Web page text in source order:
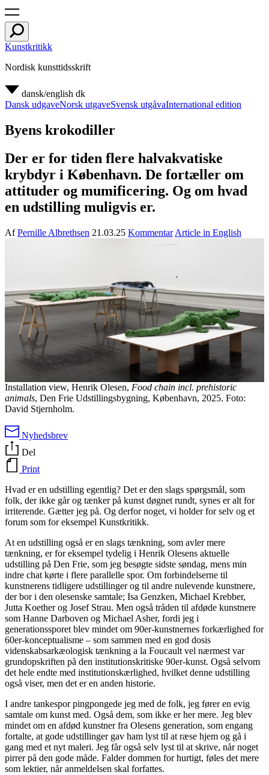
Kunstkritikk
Nordisk kunsttidsskrift
dansk/english dk
Dansk udgaveNorsk utgaveSvensk utgåvaInternational edition
Byens krokodiller
Der er for tiden flere halvakvatiske
krybdyr i København. De fortæller om
attituder og mumificering. Og om hvad
en udstilling muligvis er.
AfPernille Albrethsen 21.03.25 Kommentar Article in English
Installation view, Henrik Olesen, Food chain incl. prehistoric
animals, Den Frie Udstillingsbygning, København, 2025. Foto:
David Stjernholm.
Nyhedsbrev
Del
Print
Hvad er en udstilling egentlig? Det er den slags spørgsmål, som
folk, der ikke går og tænker på kunst døgnet rundt, synes er alt for
irriterende. Gætter jeg på. Og derfor noget, vi holder for selv og et
forum som for eksempel Kunstkritikk.
At en udstilling også er en slags tænkning, som avler mere
tænkning, er for eksempel tydelig i Henrik Olesens aktuelle
udstilling på Den Frie, som jeg besøgte sidste søndag, mens min
indre chat kørte i flere parallelle spor. Om forbindelserne til
kunstnerens tidligere udstillinger og til andre nulevende kunstnere,
der bor i den olesenske samtale; Isa Genzken, Michael Krebber,
Jutta Koether og Josef Strau. Men også tråden til afdøde kunstnere
som Hanne Darboven og Michael Asher, fordi jeg i
generationssporet blev mindet om 90er-kunstnernes forkærlighed for
60er-konceptualisme – som sammen med en god dosis
videnskabsarkæologisk tænkning a la Foucault vel nærmest var
grundopskriften på den institutionskritiske 90er-kunst. Også selvom
det hele endte med institutionskærlighed, hvilket denne udstilling
også viser, men det er en anden historie.
I andre tankespor pingpongede jeg med de folk, jeg fører en evig
samtale om kunst med. Også dem, som ikke er her mere. Jeg blev
mindet om en afdød kunstner fra Olesens generation, som engang
fortalte, at gode udstillinger gav ham lyst til at ræse hjem og gå i
gang med et nyt maleri. Jeg får også selv lyst til at skrive, når noget
pirrer på den gode måde. Falder dommen for hurtigt, føles det mere
som lektier, når anmeldelsen skal forfattes.